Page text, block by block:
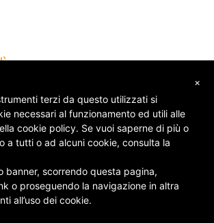
2027
2027
×
terzi da questo utilizzati si
necessari al funzionamento ed utili alle
cookie policy. Se vuoi saperne di più o
a tutti o ad alcuni cookie, consulta la
banner, scorrendo questa pagina,
o proseguendo la navigazione in altra
all’uso dei cookie.